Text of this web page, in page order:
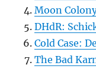
Moon
DHdR:
Cold Case:
The Bad